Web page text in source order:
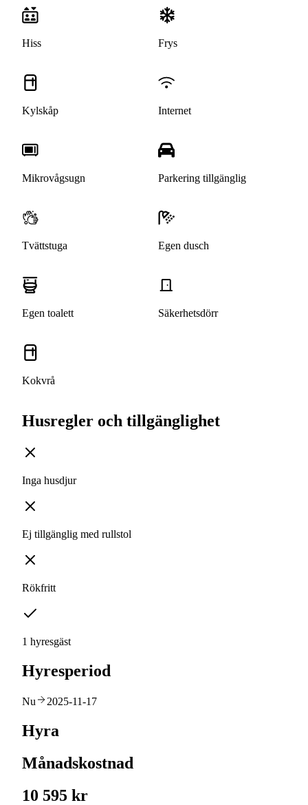
Hiss Frys
Kylskåp Internet
Mikrovågsugn Parkering tillgänglig
Tvättstuga Egen dusch
Egen toalett Säkerhetsdörr
Kokvrå
Husregler och tillgänglighet
Inga husdjur
Ej tillgänglig med rullstol
Rökfritt
1 hyresgäst
Hyresperiod
Nu 2025-11-17
Hyra
Månadskostnad
10 595 kr